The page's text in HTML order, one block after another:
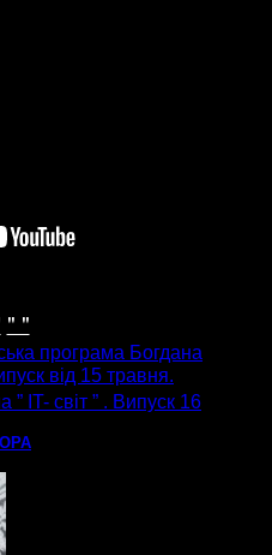
" "
програма Богдана
від 15 травня.
” IT- світ ” . Випуск 16